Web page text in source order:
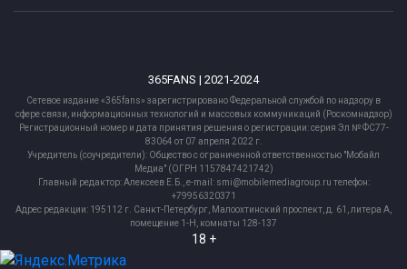
365FANS | 2021-2024
Сетевое издание «365fans» зарегистрировано Федеральной службой по надзору в
сфере связи, информационных технологий и массовых коммуникаций (Роскомнадзор)
Регистрационный номер и дата принятия решения о регистрации: серия Эл № ФС77-
83064 от 07 апреля 2022 г.
Учредитель (соучредители): Общество с ограниченной ответственностью "Мобайл
Медиа" (ОГРН 1157847421742)
Главный редактор: Алексеев Е.Б., e-mail: smi@mobilemediagroup.ru телефон:
+79956320371
Адрес редакции: 195112 г. Санкт-Петербург, Малоохтинский проспект, д. 61, литера А,
помещение 1-Н, комнаты 128-137
18 +